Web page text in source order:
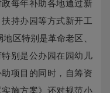
每年补助各地通过新
持办园等方式新开工
区特别是革命老区、
别是公办园在园幼儿
项目的同时，自筹资
施方案》还对规范小